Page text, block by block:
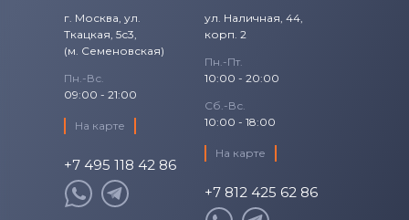
г. Москва, ул.
Ткацкая, 5с3,
(м. Семеновская)
Пн.-Вс.
09:00 - 21:00
На карте
+7 495 118 42 86
ул. Наличная, 44,
корп. 2
Пн.-Пт.
10:00 - 20:00
Сб.-Вс.
10:00 - 18:00
На карте
+7 812 425 62 86